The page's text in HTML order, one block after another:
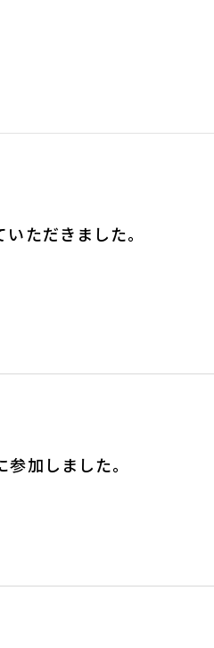
ただきました。
加しました。